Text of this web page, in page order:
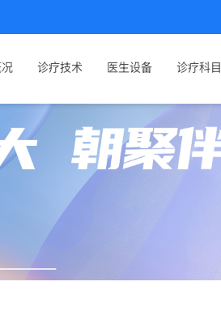
诊疗技术 医生设备 诊疗科目